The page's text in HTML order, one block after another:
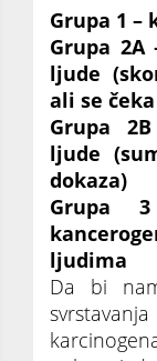
Grupa 1 –
Grupa 2A
ljude
ali se
Grupa
ljude
dokaza)
Grupa
ljudima
Da bi